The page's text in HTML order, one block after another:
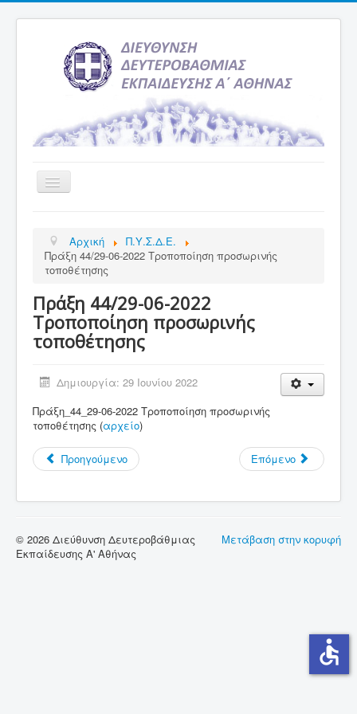
Εναλλαγή
πλοήγησης
Υπηρεσία Ενημέρωσης
Τελευταία νέα
Σχολεία
Εκδρομές
Δραστηριότητες Σχολείων
Σύνδεσμοι
Επικοινωνία
Αρχική
Π.Υ.Σ.Δ.Ε.
Πράξη 44/29-06-2022 Τροποποίηση προσωρινής
τοποθέτησης
Πράξη 44/29-06-2022
Τροποποίηση προσωρινής
τοποθέτησης
Δημιουργία: 29 Ιουνίου 2022
Πράξη_44_29-06-2022 Τροποποίηση προσωρινής
τοποθέτησης (αρχείο)
Προηγούμενο Επόμενο
Μετάβαση στην κορυφή
© 2026 Διεύθυνση Δευτεροβάθμιας
Εκπαίδευσης Α' Αθήνας
accessible